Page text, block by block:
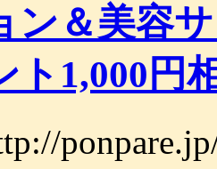
ン＆美容
ト1,000円